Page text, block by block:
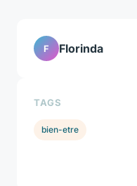
F Florinda
TAGS
bien-etre